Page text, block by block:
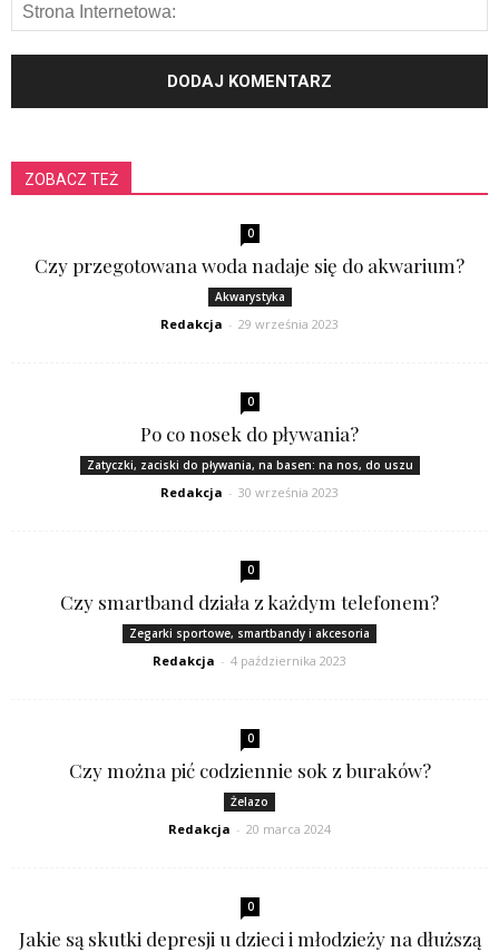
ZOBACZ TEŻ
0
Czy przegotowana woda nadaje się do akwarium?
Akwarystyka
Redakcja - 29 września 2023
0
Po co nosek do pływania?
Zatyczki, zaciski do pływania, na basen: na nos, do uszu
Redakcja - 30 września 2023
0
Czy smartband działa z każdym telefonem?
Zegarki sportowe, smartbandy i akcesoria
Redakcja - 4 października 2023
0
Czy można pić codziennie sok z buraków?
Żelazo
Redakcja - 20 marca 2024
0
Jakie są skutki depresji u dzieci i młodzieży na dłuższą